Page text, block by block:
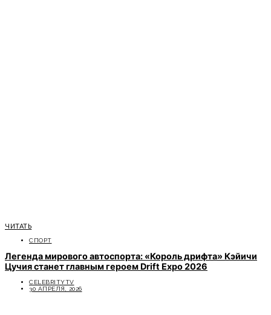
ЧИТАТЬ
СПОРТ
Легенда мирового автоспорта: «Король дрифта» Кэйичи
Цучия станет главным героем Drift Expo 2026
CELEBRITYTV
30 АПРЕЛЯ, 2026